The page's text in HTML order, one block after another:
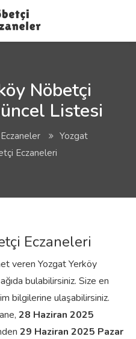
Nöbetçi
Listesi
Yozgat
Eczaneleri
Eczaneleri
veren Yozgat Yerköy
bulabilirsiniz. Size en
bilgilerine ulaşabilirsiniz.
28 Haziran 2025
29 Haziran 2025 Pazar